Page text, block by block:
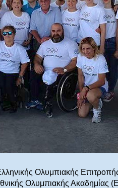
Ολυμπιακής
Ολυμπιακής Ακαδημίας